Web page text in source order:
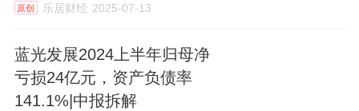
原创 乐居财经 2025-07-13
蓝光发展2024上半年归母净
亏损24亿元，资产负债率
141.1%|中报拆解